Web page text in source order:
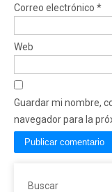
Correo electrónico *
Web
Guardar mi nombre,
navegador para la
Buscar